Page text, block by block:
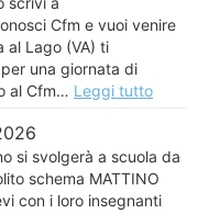
Cfm e vuoi venire
al Lago (VA) ti
una giornata di
al Cfm… Leggi tutto
si svolgerà a scuola da
schema MATTINO
con i loro insegnanti